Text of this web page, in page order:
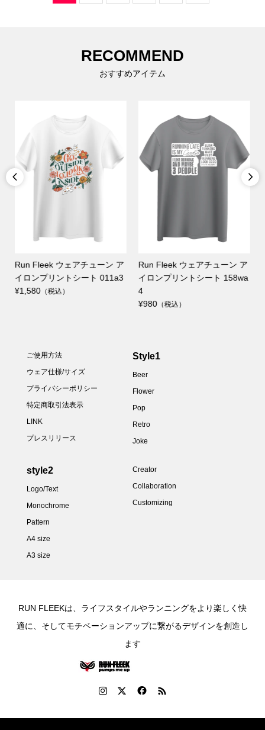
RECOMMEND
おすすめアイテム

Run Fleek ウェアチューン ア
イロンプリントシート 011a3
¥1,580（税込）
Run Fleek ウェアチューン ア
イロンプリントシート 158wa
4
¥980（税込）

ご使用方法
ウェア仕様/サイズ
プライバシーポリシー
特定商取引法表示
LINK
プレスリリース
Style1
Beer
Flower
Pop
Retro
Joke
style2
Logo/Text
Monochrome
Pattern
A4 size
A3 size
Creator
Collaboration
Customizing
RUN FLEEKは、ライフスタイルやランニングをより楽しく快
適に、そしてモチベーションアップに繋がるデザインを創造し
ます